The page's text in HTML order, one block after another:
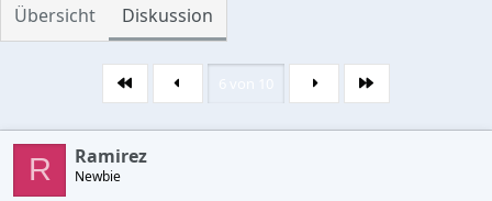
S
t
e
r
n
(
Übersicht Diskussion
Erste Letzte
R Ramirez
Newbie